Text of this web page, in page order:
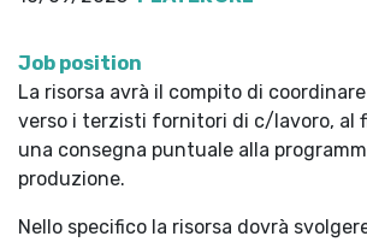
Job position
La risorsa avrà il compito di
verso i terzisti fornitori di c/lavoro, al
una consegna puntuale alla
produzione.
Nello specifico la risorsa dovrà